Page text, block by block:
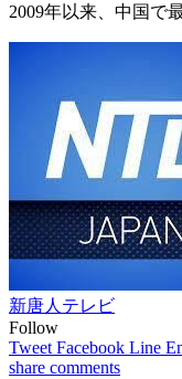
2009年以来、中国で
新唐人テレビ
Follow
Tweet Facebook Line
share comments